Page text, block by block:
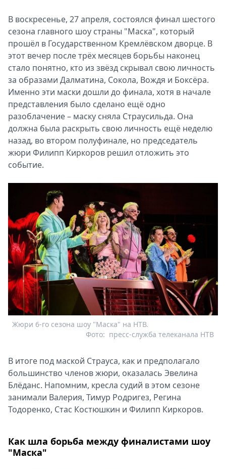
В воскресенье, 27 апреля, состоялся финал шестого
сезона главного шоу страны "Маска", который
прошёл в Государственном Кремлёвском дворце. В
этот вечер после трёх месяцев борьбы наконец
стало понятно, кто из звёзд скрывал свою личность
за образами Далматина, Сокола, Вождя и Боксёра.
Именно эти маски дошли до финала, хотя в начале
представления было сделано ещё одно
разоблачение – маску сняла Страусильда. Она
должна была раскрыть свою личность ещё неделю
назад, во втором полуфинале, но председатель
жюри Филипп Киркоров решил отложить это
событие.
Жюри 6-го сезона шоу "Маска" на НТВ.
пресс-служба телеканала НТВ
Фото:
В итоге под маской Страуса, как и предполагало
большинство членов жюри, оказалась Эвелина
Блёданс. Напомним, кресла судий в этом сезоне
занимали Валерия, Тимур Родригез, Регина
Тодоренко, Стас Костюшкин и Филипп Киркоров.
Как шла борьба между финалистами шоу
"Маска"